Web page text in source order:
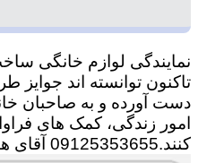
نمایندگی لوازم خانگی
تاکنون توانسته اند جوایز
دست آورده و به صاحبان
امور زندگی، کمک های
کنند.09125353655 آقای هاشمی